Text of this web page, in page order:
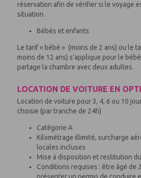
réservation afin de vérifier si le voyage
situation.
Bébés et enfants
Le tarif « bébé » (moins de 2 ans) ou le
moins de 12 ans) s’applique pour le
partage la chambre avec deux adultes.
LOCATION DE VOITURE EN
Location de voiture pour 3, 4, 6 ou 10
choisie (par tranche de 24h)
Catégorie A
Kilométrage illimité, surcharge
locales incluses
Mise à disposition et restitution
Conditions requises : être âgé de